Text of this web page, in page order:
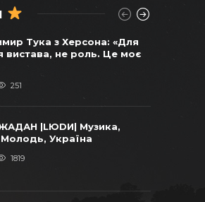
погоджував
українських
у 2011 році –
Карпати: уроки бізнесу
Тука з Херсона: «Для
вистава, не роль. Це моє
251
ЖАДАН |LЮDИ| Музика,
Молодь, Україна
1819